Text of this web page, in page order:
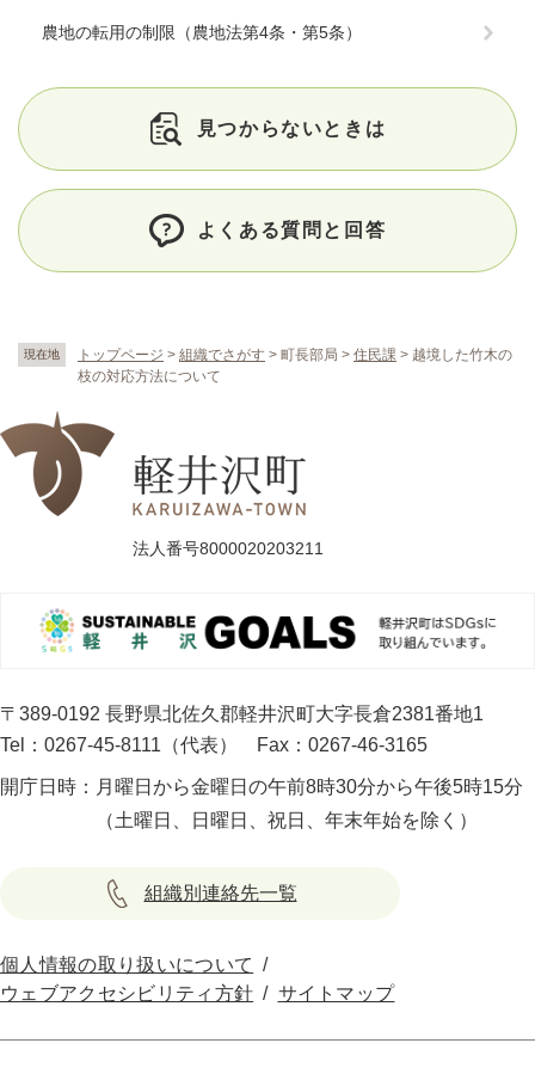
現在地 トップページ > 組織でさがす > 町長部局 > 住民課 > 越境した竹木の
枝の対応方法について
農地の転用の制限（農地法第4条・第5条）
見つからないときは
よくある質問と回答
法人番号8000020203211
〒389-0192 長野県北佐久郡軽井沢町大字長倉2381番地1
Tel：0267-45-8111（代表）
Fax：0267-46-3165
開庁日時： 月曜日から金曜日の午前8時30分から午後5時15分
（土曜日、日曜日、祝日、年末年始を除く）
組織別連絡先一覧
個人情報の取り扱いについて
ウェブアクセシビリティ方針
サイトマップ